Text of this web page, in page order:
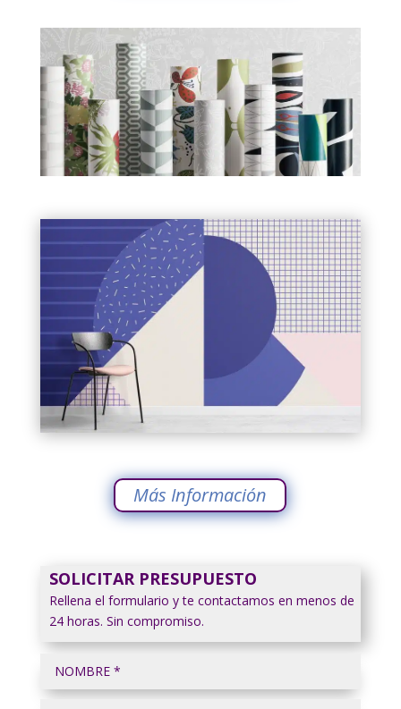
Más Información
SOLICITAR PRESUPUESTO
Rellena el formulario y te contactamos en menos de
24 horas. Sin compromiso.